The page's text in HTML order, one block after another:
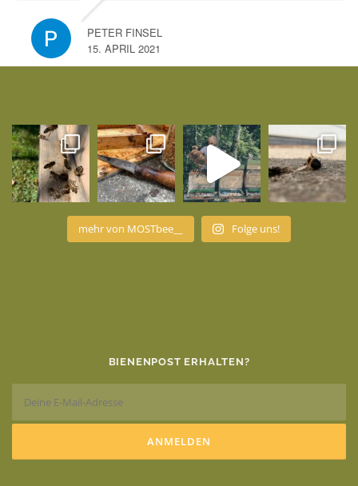
PETER FINSEL
15. APRIL 2021
mehr von MOSTbee__ Folge uns!
BIENENPOST ERHALTEN?